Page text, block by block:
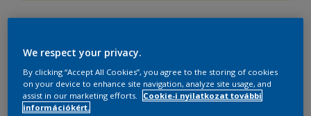
2,18 Liter
mennyiség Festékalkulátor
We respect your privacy.
By clicking “Accept All Cookies”, you agree to the storing of cookies
on your device to enhance site navigation, analyze site usage, and
assist in our marketing efforts.
Cookie-i nyilatkozat további
információkért.